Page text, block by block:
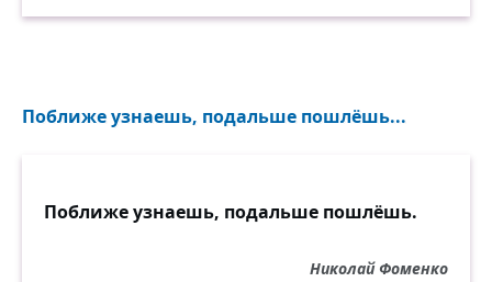
Поближе узнаешь, подальше пошлёшь...
Поближе узнаешь, подальше пошлёшь.
Николай Фоменко